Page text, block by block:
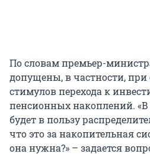
По словам премьер-
допущены, в частности, при
стимулов перехода к
пенсионных накоплений. «В
будет в пользу
что это за накопительная
она нужна?» – задается